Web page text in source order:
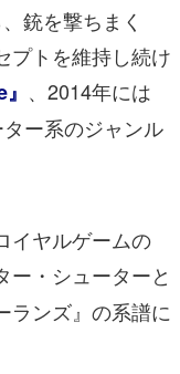
銃を撃ちまく
プトを維持し続け
、2014年には
ー系のジャンル
イヤルゲームの
ー・シューターと
ランズ』の系譜に